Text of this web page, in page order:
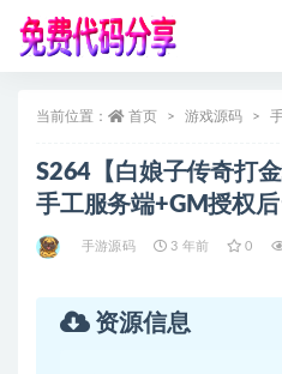
当前位置： 首页 游戏源码
S264【白娘子传奇打
手工服务端+GM授权
手游源码 3 年前 0
资源信息